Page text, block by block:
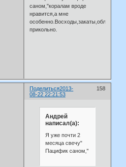
саном,"коралам вроде
нравится,а мне
прикольно.
Поделиться 158
2013-
08-22 22:21:53
Андрей
написал(а):
Я уже почти 2
месяца свечу"
Пацифик саном,"